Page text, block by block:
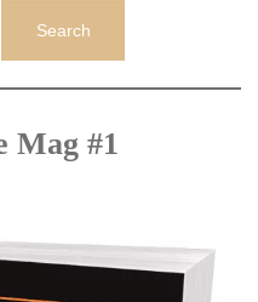
Search
Mag #1